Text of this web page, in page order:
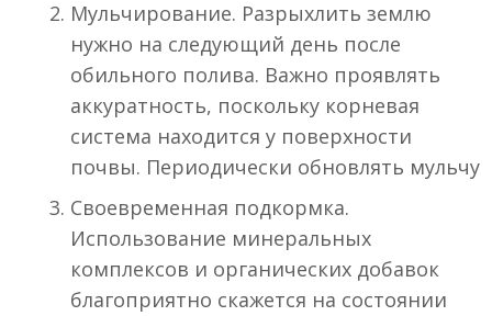
Мульчирование. Разрыхлить землю
нужно на следующий день после
обильного полива. Важно проявлять
аккуратность, поскольку корневая
система находится у поверхности
почвы. Периодически обновлять мульчу
Своевременная подкормка.
Использование минеральных
комплексов и органических добавок
благоприятно скажется на состоянии